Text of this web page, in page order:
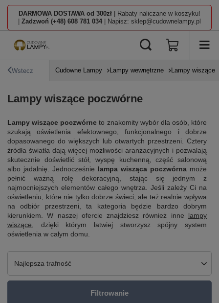
DARMOWA DOSTAWA od 300zł | Rabaty naliczane w koszyku!
Zadzwoń (+48) 608 781 034 | Napisz: sklep@cudownelampy.pl
Wstecz Cudowne Lampy Lampy wewnętrzne Lampy wiszące
Lampy wiszące poczwórne
Lampy wiszące poczwórne to znakomity wybór dla osób, które
szukają oświetlenia efektownego, funkcjonalnego i dobrze
dopasowanego do większych lub otwartych przestrzeni. Cztery
źródła światła dają więcej możliwości aranżacyjnych i pozwalają
skutecznie doświetlić stół, wyspę kuchenną, część salonową
albo jadalnię. Jednocześnie lampa wisząca poczwórna może
pełnić ważną rolę dekoracyjną, stając się jednym z
najmocniejszych elementów całego wnętrza. Jeśli zależy Ci na
oświetleniu, które nie tylko dobrze świeci, ale też realnie wpływa
na odbiór przestrzeni, ta kategoria będzie bardzo dobrym
kierunkiem. W naszej ofercie znajdziesz również inne lampy
wiszące , dzięki którym łatwiej stworzysz spójny system
oświetlenia w całym domu.
Zmień sortowanie
Najlepsza trafność
Filtrowanie